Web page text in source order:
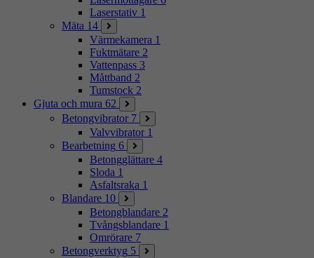
Laserstativ 1
Mäta 14
Värmekamera 1
Fuktmätare 2
Vattenpass 3
Måttband 2
Tumstock 2
Gjuta och mura 62
Betongvibrator 7
Valvvibrator 1
Bearbetning 6
Betongglättare 4
Sloda 1
Asfaltsraka 1
Blandare 10
Betongblandare 2
Tvångsblandare 1
Omrörare 7
Betongverktyg 5